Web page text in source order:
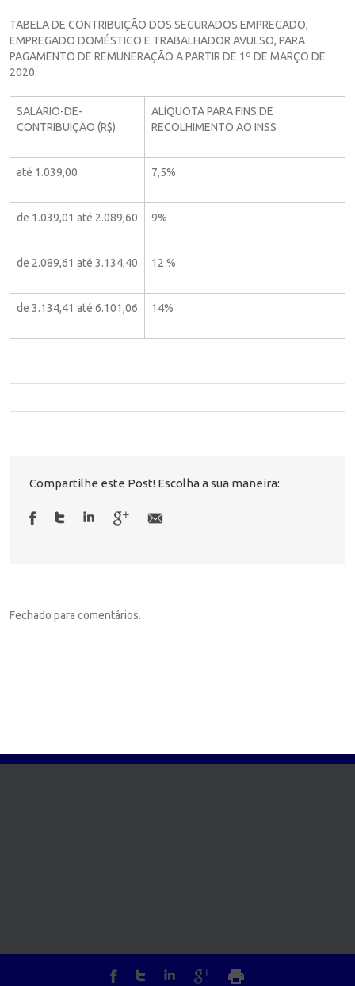
TABELA DE CONTRIBUIÇÃO DOS SEGURADOS EMPREGADO,
EMPREGADO DOMÉSTICO E TRABALHADOR AVULSO, PARA
PAGAMENTO DE REMUNERAÇÃO A PARTIR DE 1º DE MARÇO DE
2020.
SALÁRIO-DE-
CONTRIBUIÇÃO (R$)
ALÍQUOTA PARA FINS DE
RECOLHIMENTO AO INSS
até 1.039,00 7,5%
de 1.039,01 até 2.089,60 9%
de 2.089,61 até 3.134,40 12 %
de 3.134,41 até 6.101,06 14%
Compartilhe este Post! Escolha a sua maneira:
Fechado para comentários.